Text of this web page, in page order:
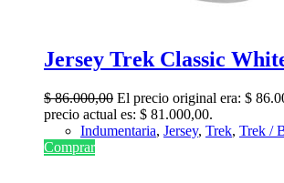
Jersey Trek Classic
$86.000,00 El precio original era: $
precio actual es: $ 81.000,00.
Indumentaria, Jersey, Trek, Trek /
Comprar